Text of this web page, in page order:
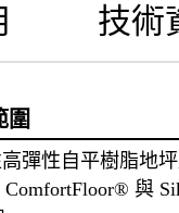
技術
圍
彈性自平樹脂地
ComfortFloor® 與